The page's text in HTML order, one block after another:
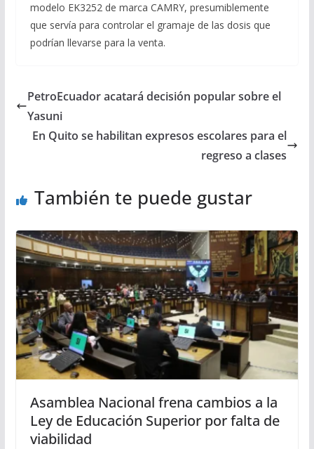
modelo EK3252 de marca CAMRY, presumiblemente
que servía para controlar el gramaje de las dosis que
podrían llevarse para la venta.
PetroEcuador acatará decisión popular sobre el
Yasuni
En Quito se habilitan expresos escolares para el
regreso a clases
También te puede gustar
Asamblea Nacional frena cambios a la
Ley de Educación Superior por falta de
viabilidad